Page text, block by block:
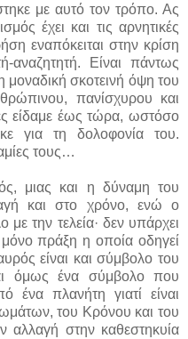
με αυτό τον τρόπο. Ας
έχει και τις αρνητικές
εναπόκειται στην κρίση
αναζητητή. Είναι πάντως
μοναδική σκοτεινή όψη του
πανίσχυρου και
είδαμε έως τώρα, ωστόσο
για τη δολοφονία του.
τους…
μιας και η δύναμη του
και στο χρόνο, ενώ ο
με την τελεία· δεν υπάρχει
μόνο πράξη η οποία οδηγεί
είναι και σύμβολο του
όμως ένα σύμβολο που
ένα πλανήτη γιατί είναι
του Κρόνου και του
αλλαγή στην καθεστηκυία